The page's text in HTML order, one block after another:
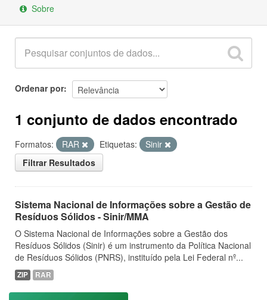
Sobre
Ordenar por
1 conjunto de dados encontrado
Formatos: RAR Etiquetas:
Sinir
Filtrar Resultados
Sistema Nacional de Informações sobre a Gestão de
Resíduos Sólidos - Sinir/MMA
O Sistema Nacional de Informações sobre a Gestão dos
Resíduos Sólidos (Sinir) é um instrumento da Política Nacional
de Resíduos Sólidos (PNRS), instituído pela Lei Federal nº...
ZIP RAR